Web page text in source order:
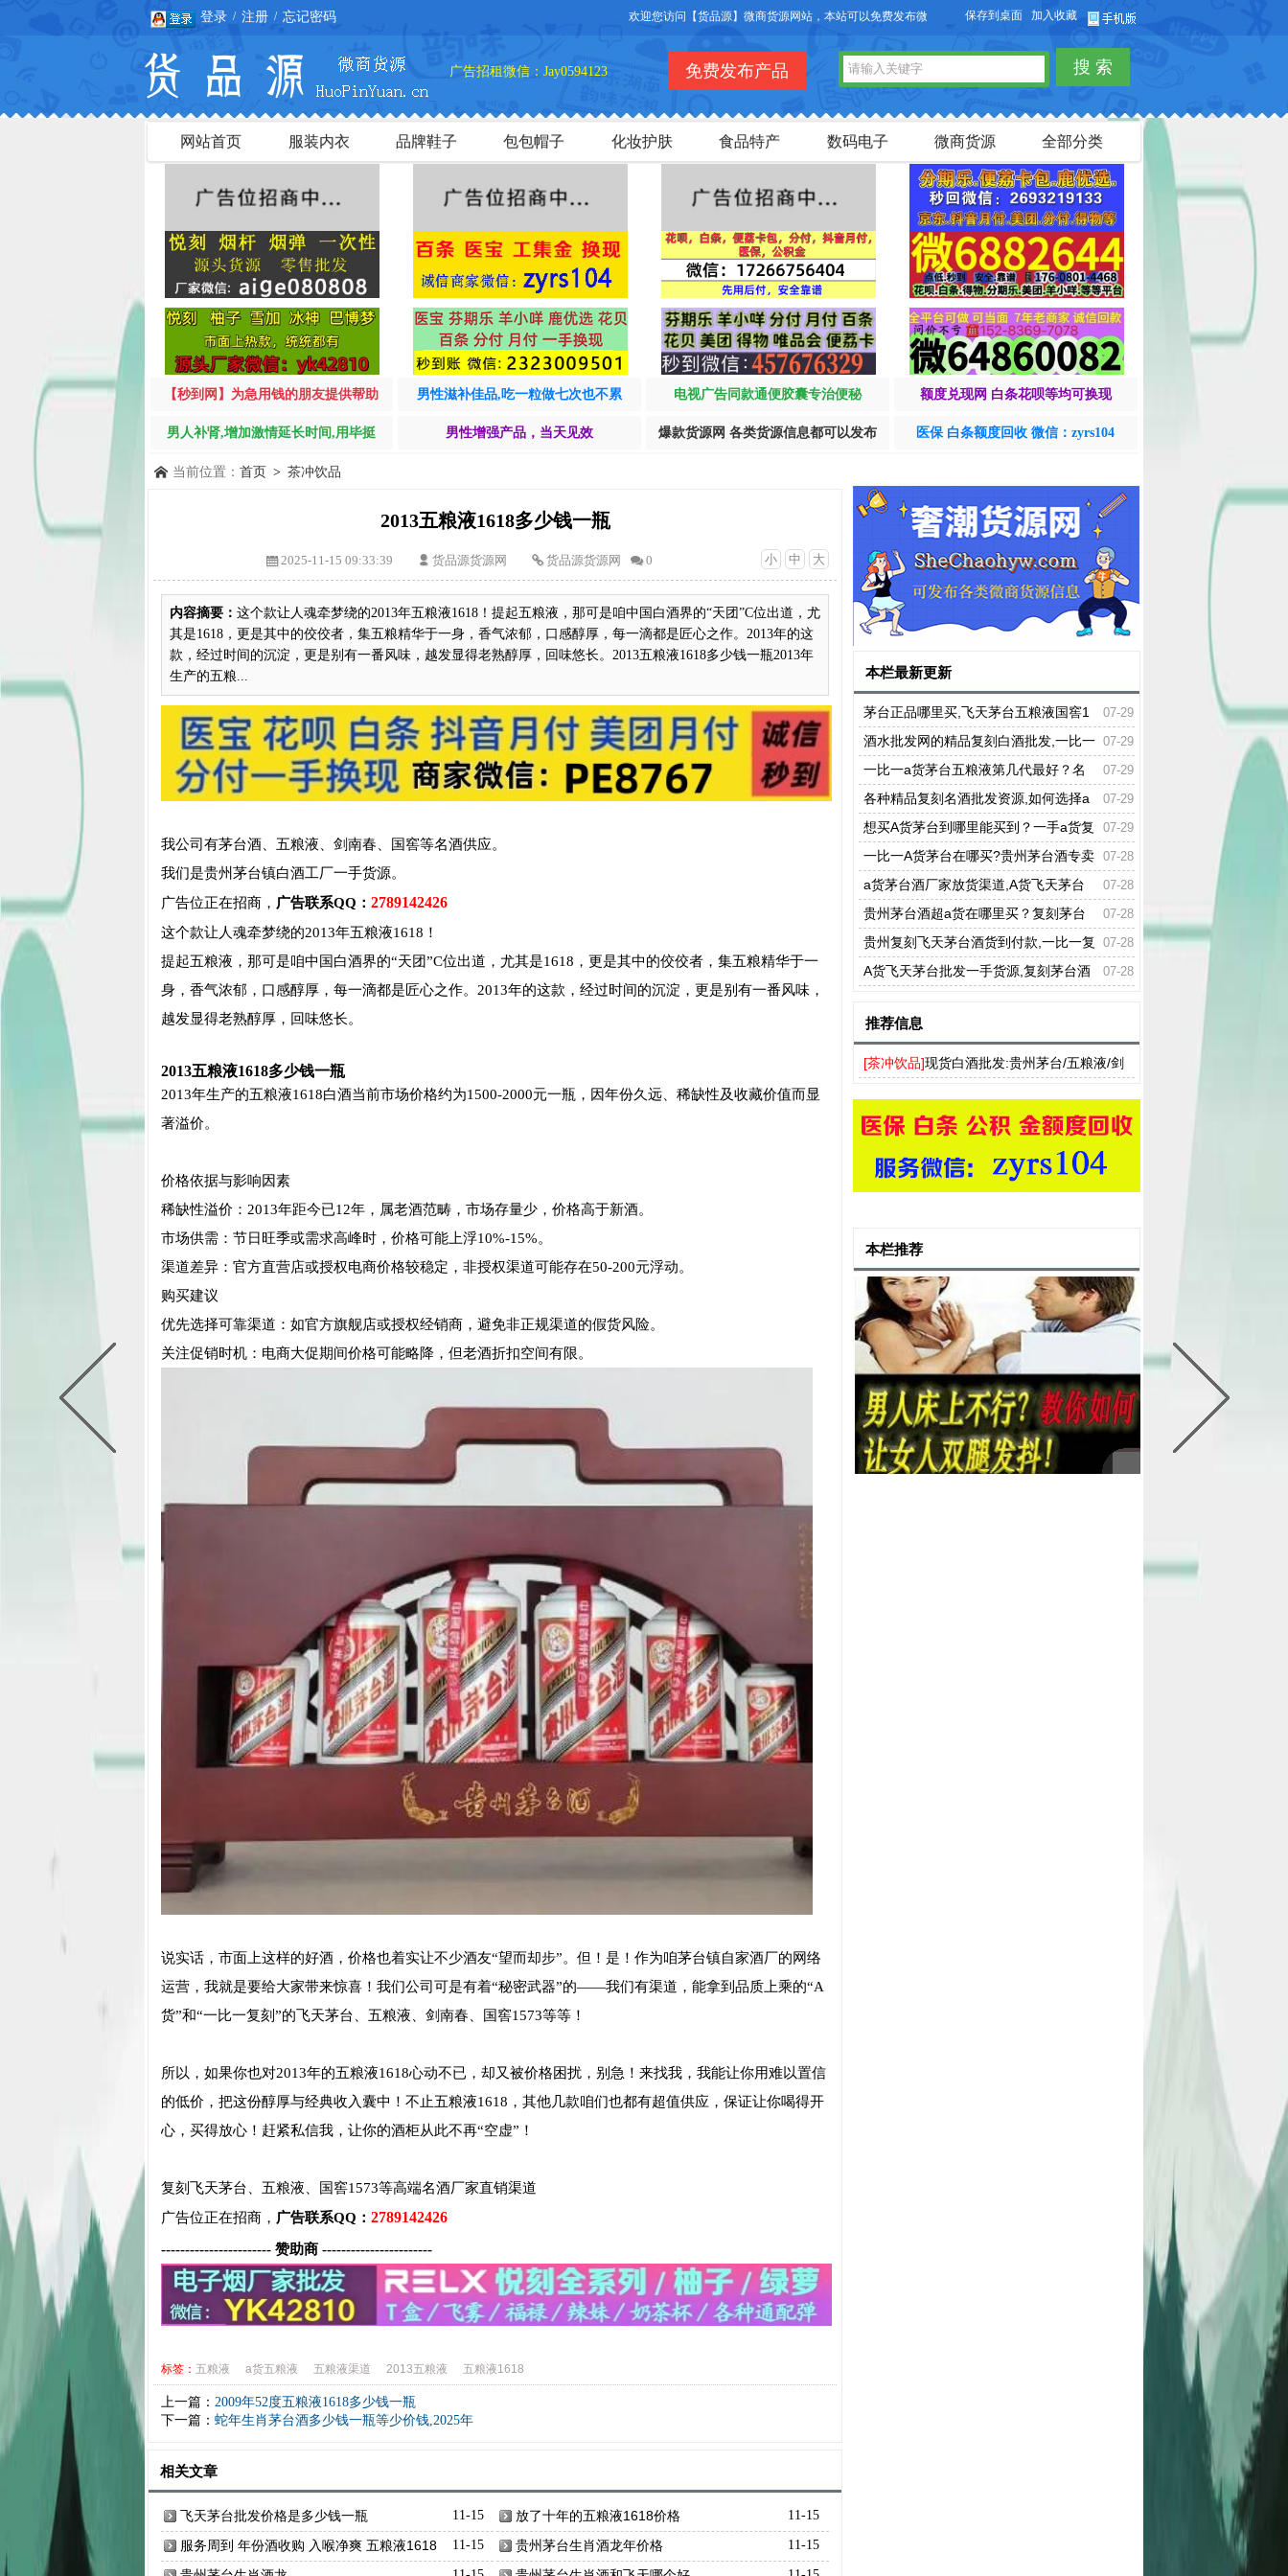
登录 / 注册 / 忘记密码 欢迎您访问【货品源】微商货源网站，本站可以免费发布微商货源信息，免费发布供求信息，也可以免费发布淘宝客商品信息。
保存到桌面 加入收藏
广告招租微信：Jay0594123 搜 索
免费发布产品
网站首页 服装内衣 品牌鞋子 包包帽子 化妆护肤 食品特产 数码电子 微商货源 全部分类
【秒到网】为急用钱的朋友提供帮助 男性滋补佳品,吃一粒做七次也不累 电视广告同款通便胶囊专治便秘 额度兑现网 白条花呗等均可换现
男人补肾,增加激情延长时间,用毕挺 男性增强产品，当天见效 爆款货源网 各类货源信息都可以发布 医保 白条额度回收 微信：zyrs104
当前位置： 首页 > 茶冲饮品
2013五粮液1618多少钱一瓶
小 中 大
2025-11-15 09:33:39 货品源货源网 货品源货源网 0
内容摘要： 这个款让人魂牵梦绕的2013年五粮液1618！提起五粮液，那可是咱中国白酒界的“天团”C位出道，尤
其是1618，更是其中的佼佼者，集五粮精华于一身，香气浓郁，口感醇厚，每一滴都是匠心之作。2013年的这
款，经过时间的沉淀，更是别有一番风味，越发显得老熟醇厚，回味悠长。2013五粮液1618多少钱一瓶2013年
生产的五粮...
我公司有茅台酒、五粮液、剑南春、国窖等名酒供应。
我们是贵州茅台镇白酒工厂一手货源。
广告位正在招商， 广告联系QQ： 2789142426
这个款让人魂牵梦绕的2013年五粮液1618！
提起五粮液，那可是咱中国白酒界的“天团”C位出道，尤其是1618，更是其中的佼佼者，集五粮精华于一
身，香气浓郁，口感醇厚，每一滴都是匠心之作。2013年的这款，经过时间的沉淀，更是别有一番风味，
越发显得老熟醇厚，回味悠长。
2013五粮液1618多少钱一瓶
2013年生产的五粮液1618白酒当前市场价格约为‌1500-2000元一瓶‌，因年份久远、稀缺性及收藏价值而显
著溢价。‌‌
价格依据与影响因素
‌稀缺性溢价‌：2013年距今已12年，属老酒范畴，市场存量少，价格高于新酒。‌‌
‌市场供需‌：节日旺季或需求高峰时，价格可能上浮10%-15%。‌‌
‌渠道差异‌：官方直营店或授权电商价格较稳定，非授权渠道可能存在50-200元浮动。‌‌‌‌
购买建议
‌优先选择可靠渠道‌：如官方旗舰店或授权经销商，避免非正规渠道的假货风险。‌‌‌‌
‌关注促销时机‌：电商大促期间价格可能略降，但老酒折扣空间有限。‌‌‌‌
说实话，市面上这样的好酒，价格也着实让不少酒友“望而却步”。但！是！作为咱茅台镇自家酒厂的网络
运营，我就是要给大家带来惊喜！我们公司可是有着“秘密武器”的——我们有渠道，能拿到品质上乘的“A
货”和“一比一复刻”的飞天茅台、五粮液、剑南春、国窖1573等等！
所以，如果你也对2013年的五粮液1618心动不已，却又被价格困扰，别急！来找我，我能让你用难以置信
的低价，把这份醇厚与经典收入囊中！不止五粮液1618，其他几款咱们也都有超值供应，保证让你喝得开
心，买得放心！赶紧私信我，让你的酒柜从此不再“空虚”！
复刻飞天茅台、五粮液、国窖1573等高端名酒厂家直销渠道
广告位正在招商， 广告联系QQ： 2789142426
----------------------- 赞助商 -----------------------
标签： 五粮液 a货五粮液 五粮液渠道 2013五粮液 五粮液1618
上一篇： 2009年52度五粮液1618多少钱一瓶
下一篇： 蛇年生肖茅台酒多少钱一瓶等少价钱,2025年
相关文章
11-15
飞天茅台批发价格是多少钱一瓶 11-15
放了十年的五粮液1618价格
11-15
服务周到 年份酒收购 入喉净爽 五粮液1618
回收 百优旺
11-15
贵州茅台生肖酒龙年价格
本栏最新更新
07-29
茅台正品哪里买,飞天茅台五粮液国窖1
573专卖店供货渠道 07-29
酒水批发网的精品复刻白酒批发,一比一
名酒货源 07-29
一比一a货茅台五粮液第几代最好？名
酒批发商哪个靠谱 07-29
各种精品复刻名酒批发资源,如何选择a
货名酒批发商 07-29
想买A货茅台到哪里能买到？一手a货复
刻酒水可靠商家 07-28
一比一A货茅台在哪买?贵州茅台酒专卖
店的酒可靠吗 07-28
a货茅台酒厂家放货渠道,A货飞天茅台
的价格多少 07-28
贵州茅台酒超a货在哪里买？复刻茅台
酒全国低价供应货到付款 07-28
贵州复刻飞天茅台酒货到付款,一比一复
刻白酒拿货渠道 07-28
A货飞天茅台批发一手货源,复刻茅台酒
推荐信息
[茶冲饮品]现货白酒批发:贵州茅台/五粮液/剑
本栏推荐